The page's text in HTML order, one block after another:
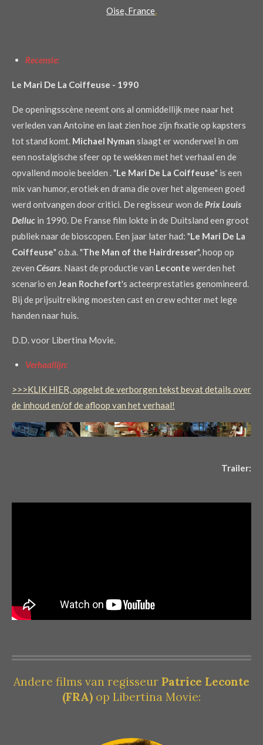
Oise, France.
Recensie:
Le Mari De La Coiffeuse - 1990
De openingsscène neemt ons al onmiddellijk mee naar het
verleden van Antoine en laat zien hoe zijn fixatie op kapsters
tot stand komt. Michael Nyman slaagt er wonderwel in om
een nostalgische sfeer op te wekken met het verhaal en de
opvallend mooie beelden . "Le Mari De La Coiffeuse" is een
mix van humor, erotiek en drama die over het algemeen goed
werd ontvangen door critici. De regisseur won dePrix Louis
Delluc in 1990. De Franse film lokte in de Duitsland een groot
publiek naar de bioscopen. Een jaar later had: "Le Mari De La
Coiffeuse" o.b.a. "The Man of the Hairdresser", hoop op
zeven Césars. Naast de productie van Leconte werden het
scenario en Jean Rochefort's acteerprestaties genomineerd.
Bij de prijsuitreiking moesten cast en crew echter met lege
handen naar huis.
D.D. voor Libertina Movie.
Verhaallijn:
>>>KLIK HIER, opgelet de verborgen tekst bevat details over
de inhoud en/of de afloop van het verhaal!
Trailer:
Andere films van regisseur Patrice Leconte
(FRA) op Libertina Movie: